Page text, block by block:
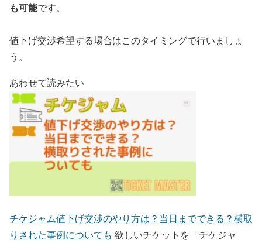
も可能です。
値下げ交渉希望する場合はこのタイミングで行いましょ
う。
あわせて読みたい
チケジャム値下げ交渉のやり方は？当日までできる？横取
りされた事例についても 欲しいチケットを「チケジャ